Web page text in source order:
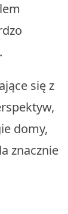
się z
domy,
znacznie